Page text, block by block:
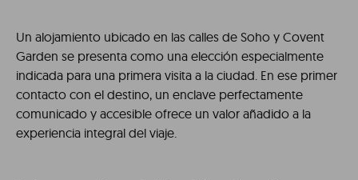
Un alojamiento ubicado en las calles de Soho y Covent
Garden se presenta como una elección especialmente
indicada para una primera visita a la ciudad. En ese primer
contacto con el destino, un enclave perfectamente
comunicado y accesible ofrece un valor añadido a la
experiencia integral del viaje.